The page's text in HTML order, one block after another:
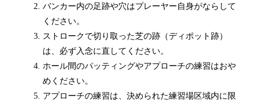
バンカー内の足跡や穴はプレーヤー自身がならして
ください。
ストロークで切り取った芝の跡（ディポット跡）
は、必ず入念に直してください。
ホール間のパッティングやアプローチの練習はおや
めください。
アプローチの練習は、決められた練習場区域内に限